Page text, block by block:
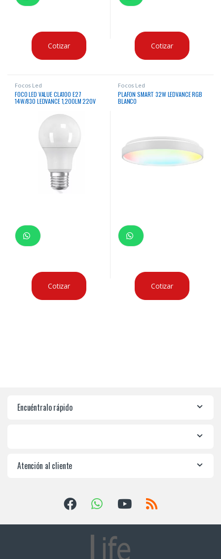
Cotizar Cotizar
Focos Led
FOCO LED VALUE CLA100 E27
14W/830 LEDVANCE 1,200LM 220V
Cotizar
Focos Led
PLAFON SMART 32W LEDVANCE RGB
BLANCO
Cotizar
Encuéntralo rápido
Atención al cliente